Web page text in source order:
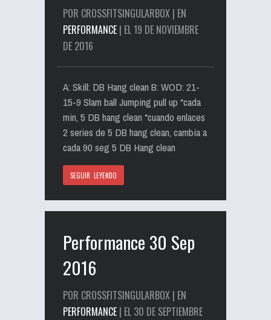
POR CROSSFITSINGULARBOX | EN
PERFORMANCE | EL 19 DE NOVIEMBRE
DE 2016
A: Skill: DB Hang clean B: WOD: 21-
15-9 Slam ball Jumping pull up *cada
min, 5 DB hang clean *cuando enlaces
2 series de 5 DB hang clean, cambia a
cada 90 seg 5 DB Hang clean
SEGUIR LEYENDO
Performance 30 Sep
2016
POR CROSSFITSINGULARBOX | EN
PERFORMANCE | EL 30 DE SEPTIEMBRE